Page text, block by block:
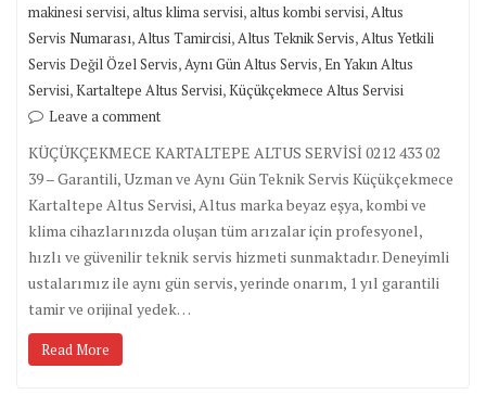
makinesi servisi,altus klima servisi,altus kombi servisi,Altus
Servis Numarası,Altus Tamircisi,Altus Teknik Servis,Altus Yetkili
Servis Değil Özel Servis,Aynı Gün Altus Servis,En Yakın Altus
Servisi,Kartaltepe Altus Servisi,Küçükçekmece Altus Servisi
Leave a comment
KÜÇÜKÇEKMECE KARTALTEPE ALTUS SERVİSİ 0212 433 02
39 – Garantili, Uzman ve Aynı Gün Teknik Servis Küçükçekmece
Kartaltepe Altus Servisi, Altus marka beyaz eşya, kombi ve
klima cihazlarınızda oluşan tüm arızalar için profesyonel,
hızlı ve güvenilir teknik servis hizmeti sunmaktadır. Deneyimli
ustalarımız ile aynı gün servis, yerinde onarım, 1 yıl garantili
tamir ve orijinal yedek…
Read More